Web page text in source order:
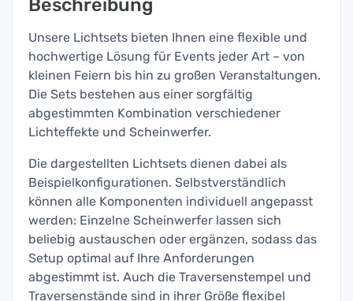
Beschreibung
Unsere Lichtsets bieten Ihnen eine flexible und
hochwertige Lösung für Events jeder Art – von
kleinen Feiern bis hin zu großen Veranstaltungen.
Die Sets bestehen aus einer sorgfältig
abgestimmten Kombination verschiedener
Lichteffekte und Scheinwerfer.
Die dargestellten Lichtsets dienen dabei als
Beispielkonfigurationen. Selbstverständlich
können alle Komponenten individuell angepasst
werden: Einzelne Scheinwerfer lassen sich
beliebig austauschen oder ergänzen, sodass das
Setup optimal auf Ihre Anforderungen
abgestimmt ist. Auch die Traversenstempel und
Traversenstände sind in ihrer Größe flexibel